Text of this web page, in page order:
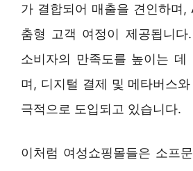
가 결합되어 매출을 견인하며,
춤형 고객 여정이 제공됩니다
소비자의 만족도를 높이는
며, 디지털 결제 및 메타버스
극적으로 도입되고 있습니다.
이처럼 여성쇼핑몰들은 소프